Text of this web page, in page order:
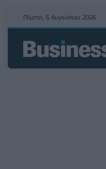
Πέμπτη, 6 Αυγούστου 2026